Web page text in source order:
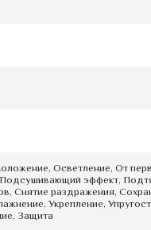
Осветление, От
эффект,
Снятие раздражения,
Укрепление,
Защита